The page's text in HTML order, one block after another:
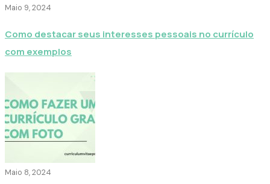
Maio 9, 2024
Como destacar seus interesses pessoais no currículo
com exemplos
Maio 8, 2024